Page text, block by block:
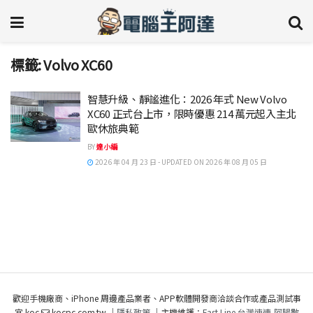
標籤:Volvo XC60
智慧升級、靜謐進化：2026 年式 New Volvo
XC60 正式台上市，限時優惠 214 萬元起入主北
歐休旅典範
BY達小編
2026 年 04 月 23 日 - UPDATED ON 2026 年 08 月 05 日
歡迎手機廠商、iPhone 周邊產品業者、APP軟體開發商洽談合作或產品測試事